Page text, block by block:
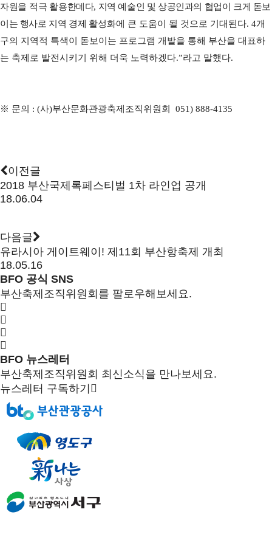
자원을 적극 활용한데다, 지역 예술인 및 상공인과의 협업이 크게 돋보
이는 행사로 지역 경제 활성화에 큰 도움이 될 것으로 기대된다. 4개
구의 지역적 특색이 돋보이는 프로그램 개발을 통해 부산을 대표하
는 축제로 발전시키기 위해 더욱 노력하겠다.”라고 말했다.
※ 문의 : (사)부산문화관광축제조직위원회 051) 888-4135
이전글
2018 부산국제록페스티벌 1차 라인업 공개
18.06.04
다음글
유라시아 게이트웨이! 제11회 부산항축제 개최
18.05.16
BFO 공식 SNS
부산축제조직위원회를 팔로우해보세요.
BFO 뉴스레터
부산축제조직위원회 최신소식을 만나보세요.
뉴스레터 구독하기